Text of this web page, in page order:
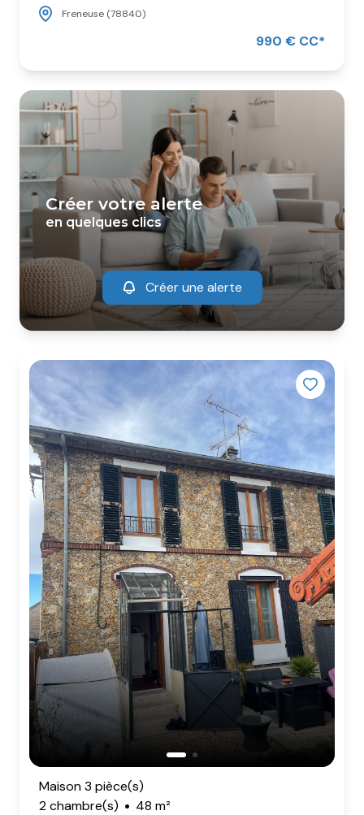
Freneuse (78840)
990 € CC*
créer votre alerte
en quelques clics
Créer une alerte
Maison 3 pièce(s)
2 chambre(s)
48 m²